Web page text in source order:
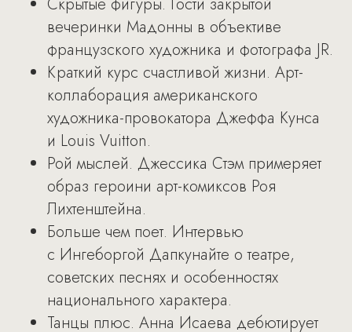
Скрытые фигуры. Гости закрытой
вечеринки Мадонны в объективе
французского художника и фотографа JR.
Краткий курс счастливой жизни. Арт-
коллаборация американского
художника-провокатора Джеффа Кунса
и Louis Vuitton.
Рой мыслей. Джессика Стэм примеряет
образ героини арт-комиксов Роя
Лихтенштейна.
Больше чем поет. Интервью
с Ингеборгой Дапкунайте о театре,
советских песнях и особенностях
национального характера.
Танцы плюс. Анна Исаева дебютирует